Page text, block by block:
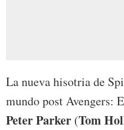
La nueva hisotria de
mundo post Avengers:
Peter Parker (Tom